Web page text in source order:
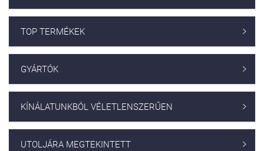
TOP TERMÉKEK 
GYÁRTÓK 
KÍNÁLATUNKBÓL VÉLETLENSZERŰEN 
UTOLJÁRA MEGTEKINTETT 